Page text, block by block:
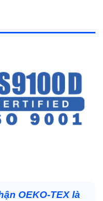
OEKO-TEX là